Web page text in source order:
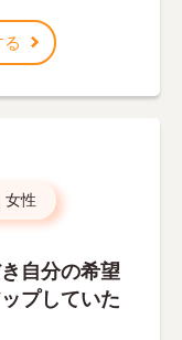
女性
自分の希望
プしていた